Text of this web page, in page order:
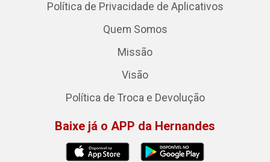
Política de Privacidade de Aplicativos
Quem Somos
Missão
Visão
Política de Troca e Devolução
Baixe já o APP da Hernandes